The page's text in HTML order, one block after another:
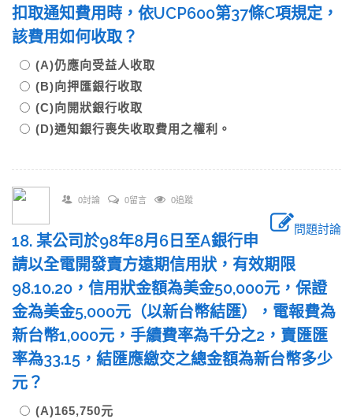
扣取通知費用時，依UCP600第37條C項規定，
該費用如何收取？
(A)仍應向受益人收取
(B)向押匯銀行收取
(C)向開狀銀行收取
(D)通知銀行喪失收取費用之權利。
0討論 0留言 0追蹤
問題討論
18. 某公司於98年8月6日至A銀行申
請以全電開發賣方遠期信用狀，有效期限
98.10.20，信用狀金額為美金50,000元，保證
金為美金5,000元（以新台幣結匯），電報費為
新台幣1,000元，手續費率為千分之2，賣匯匯
率為33.15，結匯應繳交之總金額為新台幣多少
元？
(A)165,750元